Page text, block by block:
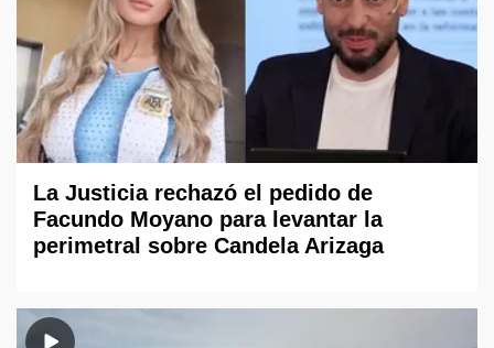
La Justicia rechazó el pedido de
Facundo Moyano para levantar la
perimetral sobre Candela Arizaga